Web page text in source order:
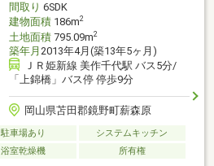
間取り 6SDK
建物面積186m2
土地面積795.09m2
築年月 2013年4月(築13年5ヶ月)
ＪＲ姫新線 美作千代駅 バス5分/
「上錦橋」バス停 停歩9分
岡山県苫田郡鏡野町薪森原
駐車場あり
システムキッチン
浴室乾燥機 所有権